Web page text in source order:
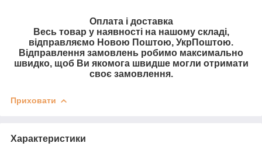
Оплата і доставка
Весь товар у наявності на нашому складі,
відправляємо Новою Поштою, УкрПоштою.
Відправлення замовлень робимо максимально
швидко, щоб Ви якомога швидше могли отримати
своє замовлення.
Приховати
Характеристики